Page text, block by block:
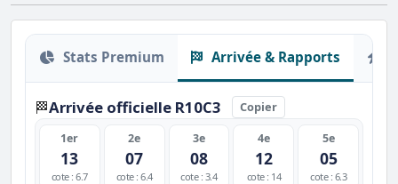
Stats Premium Arrivée & Rapports
🏁Arrivée officielle R10C3 Copier
1er
13
cote : 6.7
2e
07
cote : 6.4
3e
08
cote : 3.4
4e
12
cote : 14
5e
05
cote : 6.3